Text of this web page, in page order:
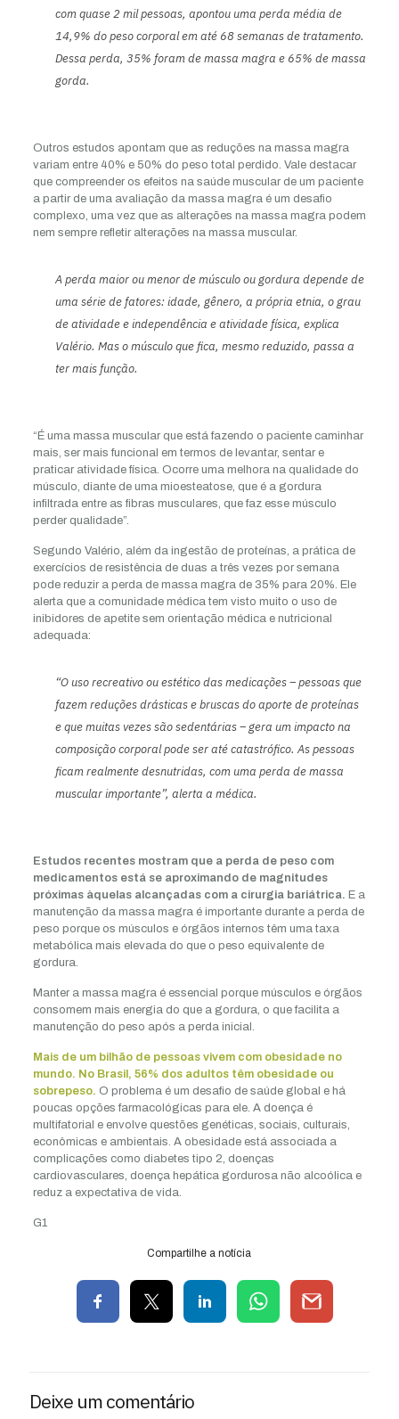
com quase 2 mil pessoas, apontou uma perda média de
14,9% do peso corporal em até 68 semanas de tratamento.
Dessa perda, 35% foram de massa magra e 65% de massa
gorda.
Outros estudos apontam que as reduções na massa magra
variam entre 40% e 50% do peso total perdido. Vale destacar
que compreender os efeitos na saúde muscular de um paciente
a partir de uma avaliação da massa magra é um desafio
complexo, uma vez que as alterações na massa magra podem
nem sempre refletir alterações na massa muscular.
A perda maior ou menor de músculo ou gordura depende de
uma série de fatores: idade, gênero, a própria etnia, o grau
de atividade e independência e atividade física, explica
Valério. Mas o músculo que fica, mesmo reduzido, passa a
ter mais função.
“É uma massa muscular que está fazendo o paciente caminhar
mais, ser mais funcional em termos de levantar, sentar e
praticar atividade física. Ocorre uma melhora na qualidade do
músculo, diante de uma mioesteatose, que é a gordura
infiltrada entre as fibras musculares, que faz esse músculo
perder qualidade”.
Segundo Valério, além da ingestão de proteínas, a prática de
exercícios de resistência de duas a três vezes por semana
pode reduzir a perda de massa magra de 35% para 20%. Ele
alerta que a comunidade médica tem visto muito o uso de
inibidores de apetite sem orientação médica e nutricional
adequada:
“O uso recreativo ou estético das medicações – pessoas que
fazem reduções drásticas e bruscas do aporte de proteínas
e que muitas vezes são sedentárias – gera um impacto na
composição corporal pode ser até catastrófico. As pessoas
ficam realmente desnutridas, com uma perda de massa
muscular importante”, alerta a médica.
Estudos recentes mostram que a perda de peso com
medicamentos está se aproximando de magnitudes
próximas àquelas alcançadas com a cirurgia bariátrica. E a
manutenção da massa magra é importante durante a perda de
peso porque os músculos e órgãos internos têm uma taxa
metabólica mais elevada do que o peso equivalente de
gordura.
Manter a massa magra é essencial porque músculos e órgãos
consomem mais energia do que a gordura, o que facilita a
manutenção do peso após a perda inicial.
Mais de um bilhão de pessoas vivem com obesidade no
mundo. No Brasil, 56% dos adultos têm obesidade ou
sobrepeso. O problema é um desafio de saúde global e há
poucas opções farmacológicas para ele. A doença é
multifatorial e envolve questões genéticas, sociais, culturais,
econômicas e ambientais. A obesidade está associada a
complicações como diabetes tipo 2, doenças
cardiovasculares, doença hepática gordurosa não alcoólica e
reduz a expectativa de vida.
G1
Compartilhe a notícia
Deixe um comentário